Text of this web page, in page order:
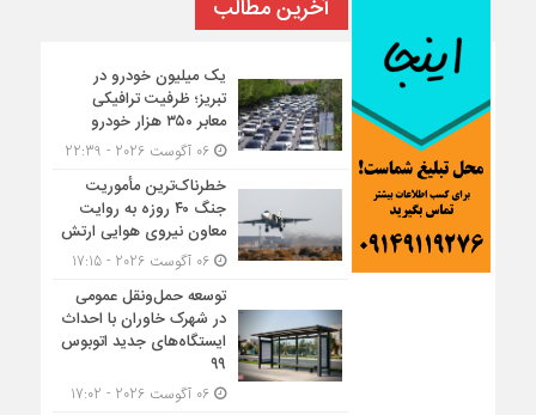
آخرین مطالب
یک میلیون خودرو در
تبریز؛ ظرفیت ترافیکی
معابر ۳۵۰ هزار خودرو
06 آگوست 2026 - 22:39
خطرناک‌ترین مأموریت
جنگ ۴۰ روزه به روایت
معاون نیروی هوایی ارتش
06 آگوست 2026 - 17:15
توسعه حمل‌ونقل عمومی
در شهرک خاوران با احداث
ایستگاه‌های جدید اتوبوس
۹۹
06 آگوست 2026 - 17:02